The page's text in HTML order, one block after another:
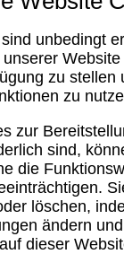
unbedingt
zu stellen
zu
zur
sind,
die
löschen,
ändern
dieser